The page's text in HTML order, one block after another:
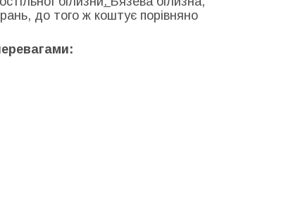
до того ж коштує порівняно